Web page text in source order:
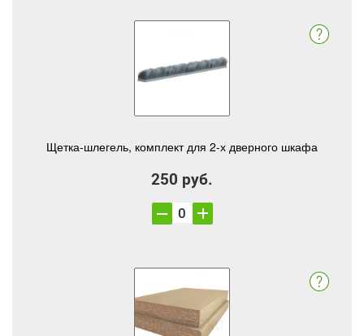
Щетка-шлегель, комплект для 2-х дверного шкафа
250 руб.